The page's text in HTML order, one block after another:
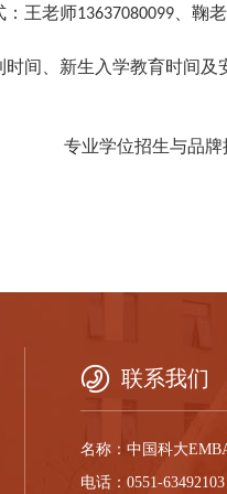
：王老师13637080099 、鞠
时间、新生入学教育时间及
位招生与品牌推
联系我们
名称：中国科大
电话：0551-